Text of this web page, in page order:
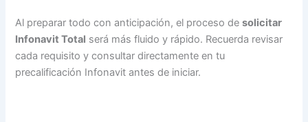
Al preparar todo con anticipación, el proceso desolicitar
Infonavit Total será más fluido y rápido. Recuerda revisar
cada requisito y consultar directamente en tu
precalificación Infonavit antes de iniciar.